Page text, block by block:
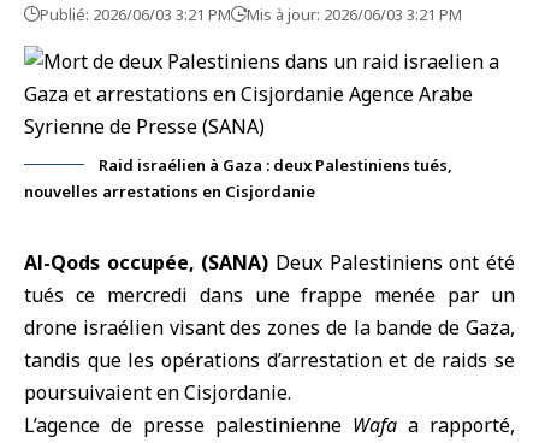
Publié: 2026/06/03 3:21 PM Mis à jour: 2026/06/03 3:21 PM
Raid israélien à Gaza : deux Palestiniens tués,
nouvelles arrestations en Cisjordanie
Al-Qods occupée, (SANA) Deux Palestiniensont été
tués ce mercredi dans une frappe menée par un
drone israélien visant des zones de la bande de Gaza,
tandis que les opérations d’arrestation et de raids se
poursuivaient enCisjordanie.
L’agence de presse palestinienne Wafa a rapporté,